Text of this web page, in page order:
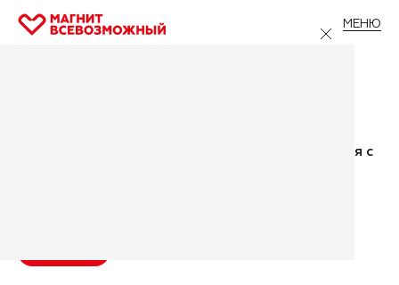
МЕНЮ
Обучение взаимодействию и навыкам общения с